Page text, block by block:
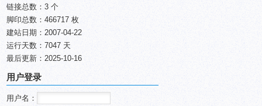
链接总数：3 个
脚印总数：466717 枚
建站日期：2007-04-22
运行天数：7047 天
最后更新：2025-10-16
用户登录
用户名：